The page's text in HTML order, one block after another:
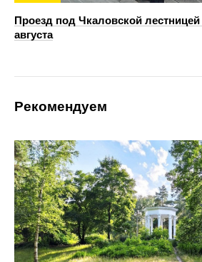
Проезд под Чкаловской
августа
Рекомендуем